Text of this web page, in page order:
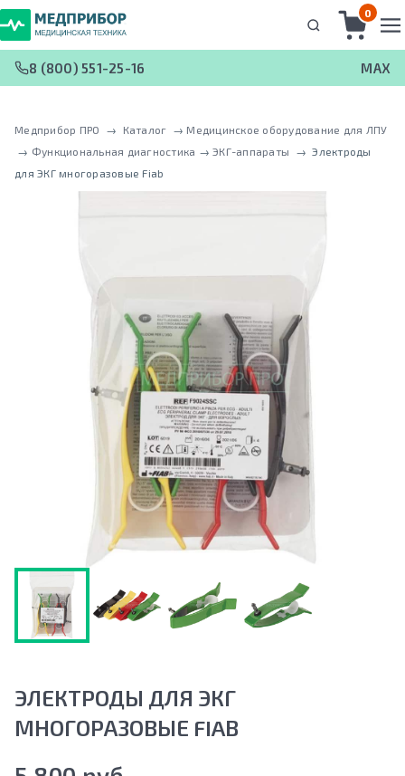
0
8 (800) 551-25-16 MAX
Медприбор ПРО → Каталог → Медицинское оборудование для ЛПУ
→ Функциональная диагностика → ЭКГ-аппараты → Электроды
для ЭКГ многоразовые Fiab
ЭЛЕКТРОДЫ ДЛЯ ЭКГ
МНОГОРАЗОВЫЕ FIAB